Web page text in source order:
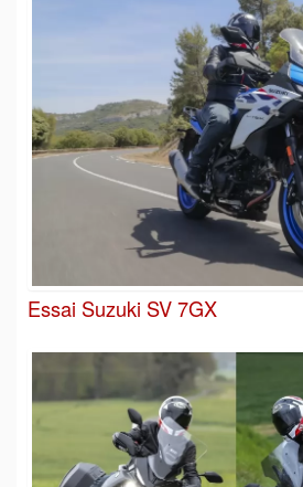
Essai Suzuki SV 7GX